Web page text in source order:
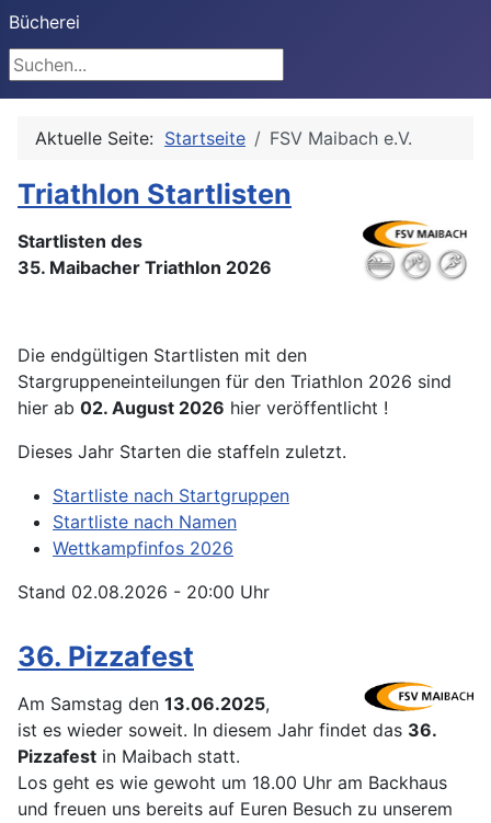
Bücherei
Suchen
Aktuelle Seite: Startseite FSV Maibach e.V.
Triathlon Startlisten
Startlisten des
35. Maibacher Triathlon 2026
Die endgültigen Startlisten mit den
Stargruppeneinteilungen für den Triathlon 2026 sind
hier ab 02. August 2026 hier veröffentlicht !
Dieses Jahr Starten die staffeln zuletzt.
Startliste nach Startgruppen
Startliste nach Namen
Wettkampfinfos 2026
Stand 02.08.2026 - 20:00 Uhr
36. Pizzafest
Am Samstag den 13.06.2025,
ist es wieder soweit. In diesem Jahr findet das 36.
Pizzafest in Maibach statt.
Los geht es wie gewoht um 18.00 Uhr am Backhaus
und freuen uns bereits auf Euren Besuch zu unserem